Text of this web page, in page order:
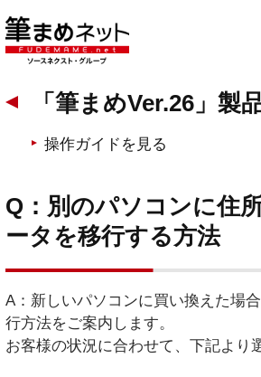
「筆まめVer.26」製
操作ガイドを見る
Q：別のパソコンに住
ータを移行する方法
A：新しいパソコンに買い換えた場
行方法をご案内します。
お客様の状況に合わせて、下記より